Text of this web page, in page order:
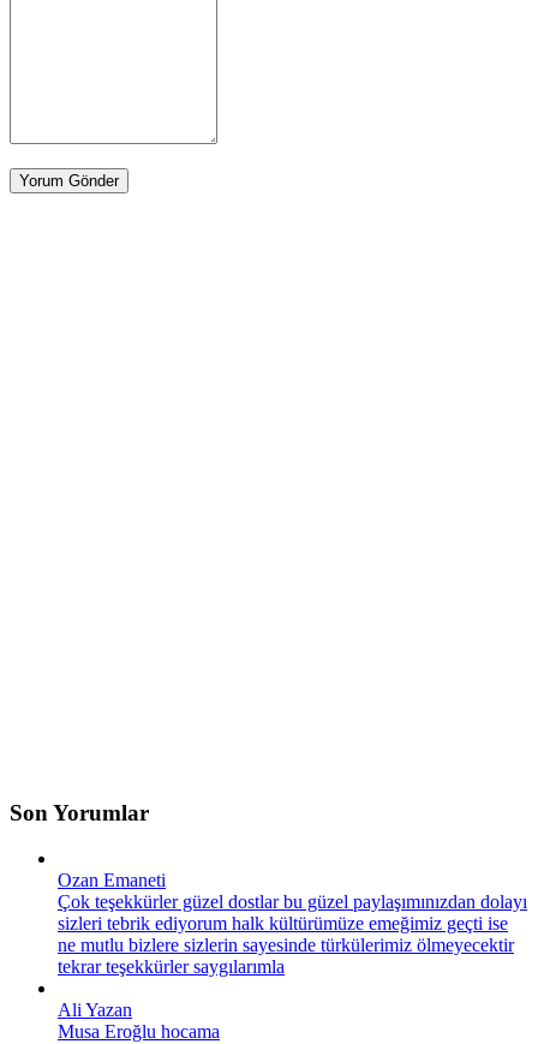
Son Yorumlar
Ozan Emaneti
Çok teşekkürler güzel dostlar bu güzel paylaşımınızdan dolayı
sizleri tebrik ediyorum halk kültürümüze emeğimiz geçti ise
ne mutlu bizlere sizlerin sayesinde türkülerimiz ölmeyecektir
tekrar teşekkürler saygılarımla
Ali Yazan
Musa Eroğlu hocama